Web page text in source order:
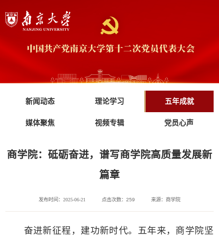
新闻动态 理论学习 五年成就
媒体聚焦 视频专辑 党员心声
商学院：砥砺奋进，谱写商学院高质量发展新
篇章
发布时间：2025-06-21 点击次数： 259 来源：商学院
奋进新征程，建功新时代。五年来，商学院坚